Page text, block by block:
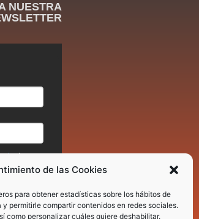
de las Cookies
para obtener estadísticas sobre los hábitos de
permitirle compartir contenidos en redes sociales.
como personalizar cuáles quiere deshabilitar.
NUESTRA